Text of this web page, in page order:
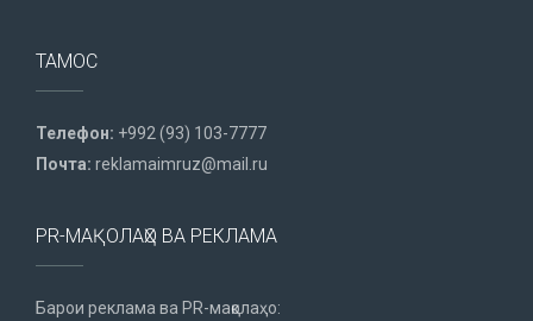
ТАМОС
Телефон: +992 (93) 103-7777
Почта: reklamaimruz@mail.ru
PR-МАҚОЛАҲО ВА РЕКЛАМА
Барои реклама ва PR-мақолаҳо: